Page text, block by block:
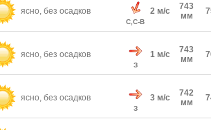
ясно, без осадков
С,С-В
2 м/с
743
мм
ясно, без осадков
З
1 м/с
743
мм
ясно, без осадков
З
3 м/с
742
мм